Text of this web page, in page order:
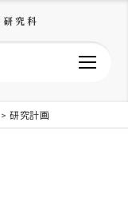
究科
研究計画